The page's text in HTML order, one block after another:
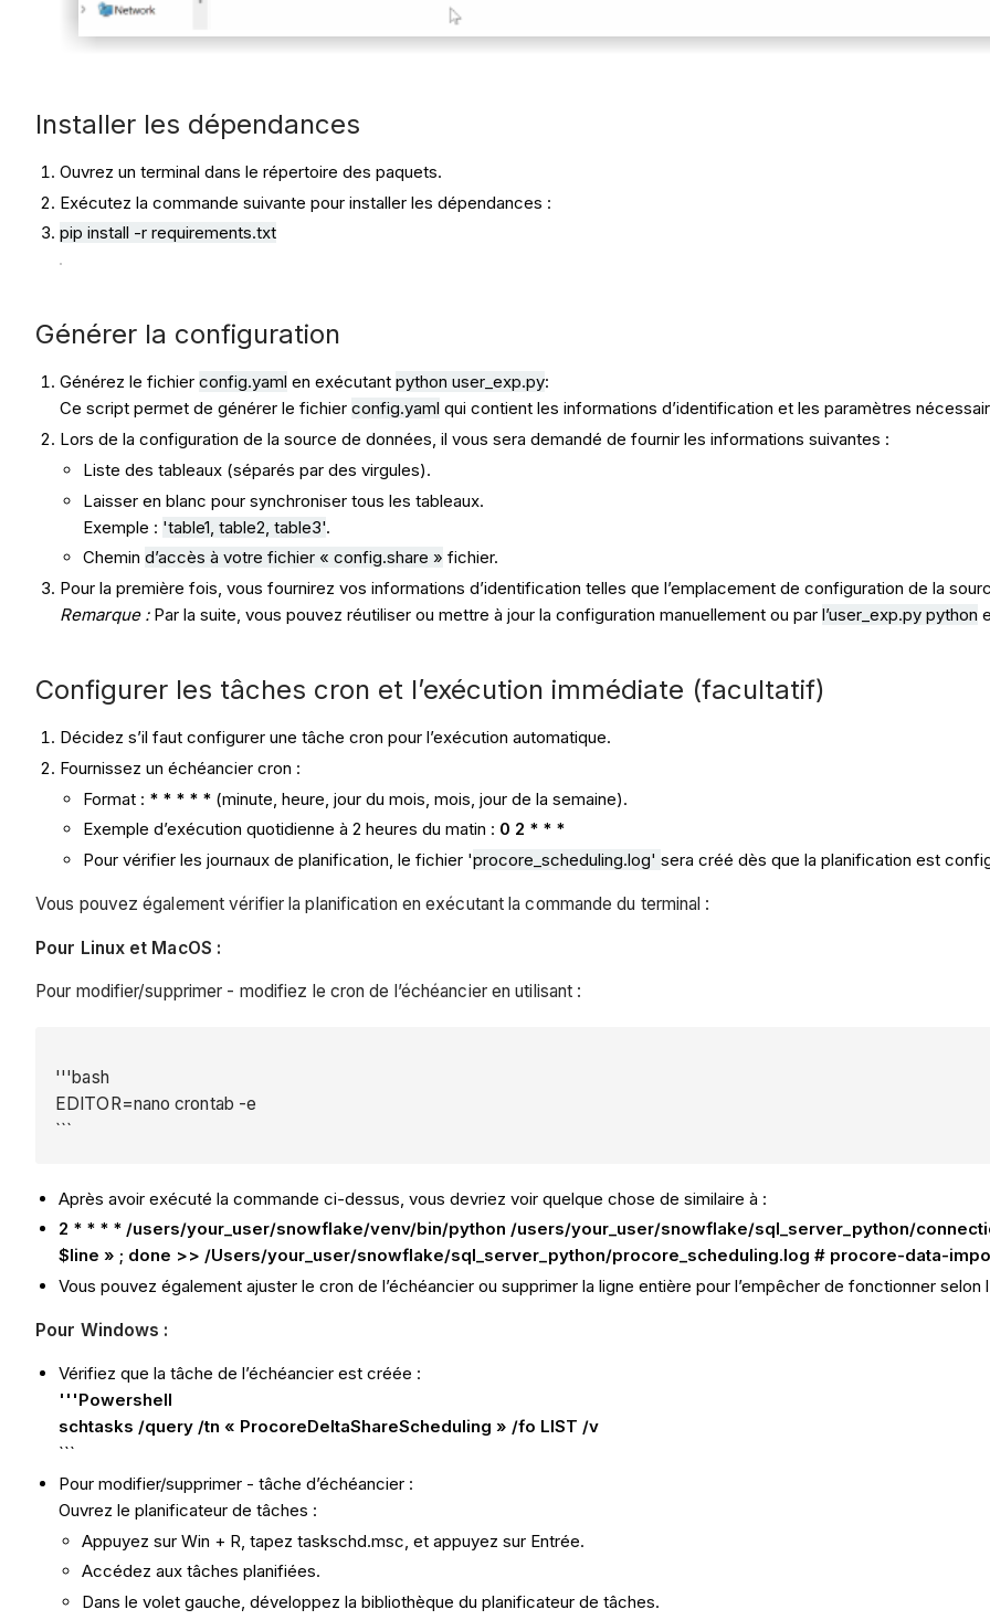
Installer les dépendances
Ouvrez un terminal dans le répertoire des paquets.
Exécutez la commande suivante pour installer les dépendances :
pip install -r requirements.txt
Générer la configuration
Générez le fichierconfig.yaml en exécutantpython user_exp.py:
Ce script permet de générer le fichierconfig.yaml qui contient les informations d’identification et les paramètres
Lors de la configuration de la source de données, il vous sera demandé de fournir les informations suivantes :
Liste des tableaux (séparés par des virgules).
Laisser en blanc pour synchroniser tous les tableaux.
Exemple : 'table1 ,table2 ,table3'.
Chemind’accès à votre fichier « config.share » fichier.
Pour la première fois, vous fournirez vos informations d’identification telles que l’emplacement de configuration de la
Remarque :Par la suite, vous pouvez réutiliser ou mettre à jour la configuration manuellement ou parl’user_exp.py python
Configurer les tâches cron et l’exécution immédiate (facultatif)
Décidez s’il faut configurer une tâche cron pour l’exécution automatique.
Fournissez un échéancier cron :
Format : * * * * * (minute, heure, jour du mois, mois, jour de la semaine).
Exemple d’exécution quotidienne à 2 heures du matin : 0 2 * * *
Pour vérifier les journaux de planification, le fichier 'procore _scheduling.log'sera créé dès que la planification est
Vous pouvez également vérifier la planification en exécutant la commande du terminal :
Pour Linux et MacOS :
Pour modifier/supprimer - modifiez le cron de l’échéancier en utilisant :
'''bash
EDITOR=nano crontab -e
```
Après avoir exécuté la commande ci-dessus, vous devriez voir quelque chose de similaire à :
2 * * * * /users/your_user/snowflake/venv/bin/python /users/your_user/snowflake/sql_server_python/
$line » ; done >> /Users/your_user/snowflake/sql_server_python/procore_scheduling.log # procore-data-
Vous pouvez également ajuster le cron de l’échéancier ou supprimer la ligne entière pour l’empêcher de fonctionner selon
Pour Windows :
Vérifiez que la tâche de l’échéancier est créée :
'''Powershell
schtasks /query /tn « ProcoreDeltaShareScheduling » /fo LIST /v
```
Pour modifier/supprimer - tâche d’échéancier :
Ouvrez le planificateur de tâches :
Appuyez sur Win + R, tapez taskschd.msc, et appuyez sur Entrée.
Accédez aux tâches planifiées.
Dans le volet gauche, développez la bibliothèque du planificateur de tâches.